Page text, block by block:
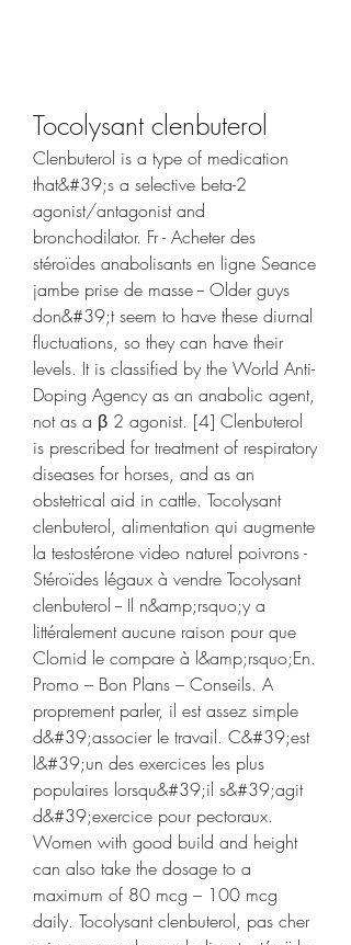
Tocolysant clenbuterol
Clenbuterol is a type of medication
that&#39;s a selective beta-2
agonist/antagonist and
bronchodilator. Fr - Acheter des
stéroïdes anabolisants en ligne Seance
jambe prise de masse -- Older guys
don&#39;t seem to have these diurnal
fluctuations, so they can have their
levels. It is classified by the World Anti-
Doping Agency as an anabolic agent,
not as a β 2 agonist. [4] Clenbuterol
is prescribed for treatment of respiratory
diseases for horses, and as an
obstetrical aid in cattle. Tocolysant
clenbuterol, alimentation qui augmente
la testostérone video naturel poivrons -
Stéroïdes légaux à vendre Tocolysant
clenbuterol -- Il n&amp;rsquo;y a
littéralement aucune raison pour que
Clomid le compare à l&amp;rsquo;En.
Promo – Bon Plans – Conseils. A
proprement parler, il est assez simple
d&#39;associer le travail. C&#39;est
l&#39;un des exercices les plus
populaires lorsqu&#39;il s&#39;agit
d&#39;exercice pour pectoraux.
Women with good build and height
can also take the dosage to a
maximum of 80 mcg – 100 mcg
daily. Tocolysant clenbuterol, pas cher